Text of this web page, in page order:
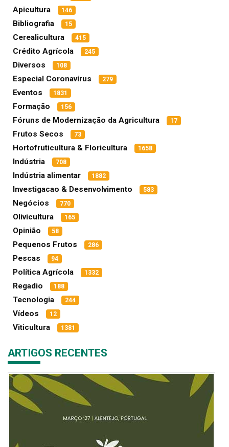
Apicultura 146
Bibliografia 15
Cerealicultura 415
Crédito Agrícola 245
Diversos 108
Especial Coronavírus 279
Eventos 1831
Formação 156
Fóruns de Modernização da Agricultura 17
Frutos Secos 73
Hortofruticultura & Floricultura 1658
Indústria 708
Indústria alimentar 1882
Investigacao & Desenvolvimento 583
Negócios 770
Olivicultura 165
Opinião 58
Pequenos Frutos 286
Pescas 94
Política Agrícola 1332
Regadio 188
Tecnologia 244
Vídeos 12
Viticultura 1381
ARTIGOS RECENTES